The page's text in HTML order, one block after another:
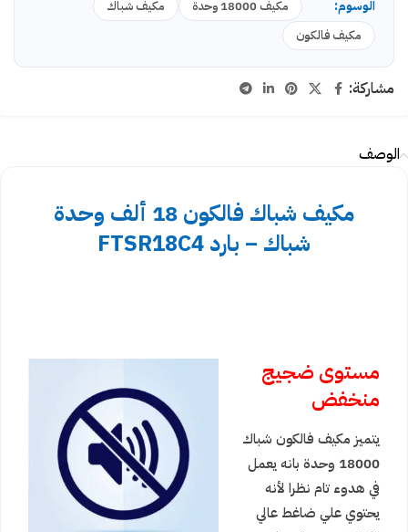
الوسوم: مكيف 18000 وحدة
مكيف شباك
مكيف فالكون
مشاركة:
الوصف
مكيف شباك فالكون 18 ألف وحدة
شباك – بارد FTSR18C4
مستوى ضجيج
منخفض
يتميز مكيف فالكون شباك
18000 وحدة بانه يعمل
في هدوء تام نظرا لأنه
يحتوي علي ضاغط عالي